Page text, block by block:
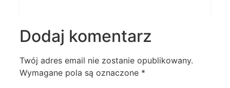
Dodaj komentarz
Twój adres email nie zostanie opublikowany.
Wymagane pola są oznaczone *